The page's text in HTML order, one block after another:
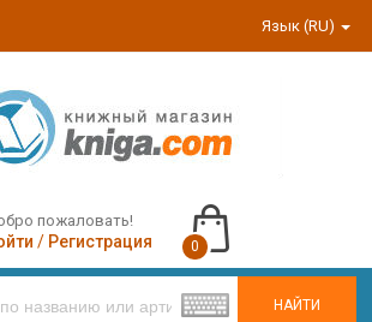
Язык (RU)
НАЙТИ
пожаловать!
/ Регистрация 0